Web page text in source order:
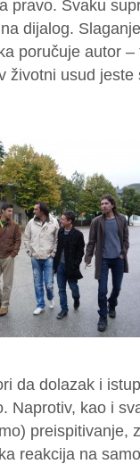
pravo. Svaku
dijalog.
poručuje autor
životni usud jeste
da dolazak i
Naprotiv, kao i
preispitivanje,
reakcija na